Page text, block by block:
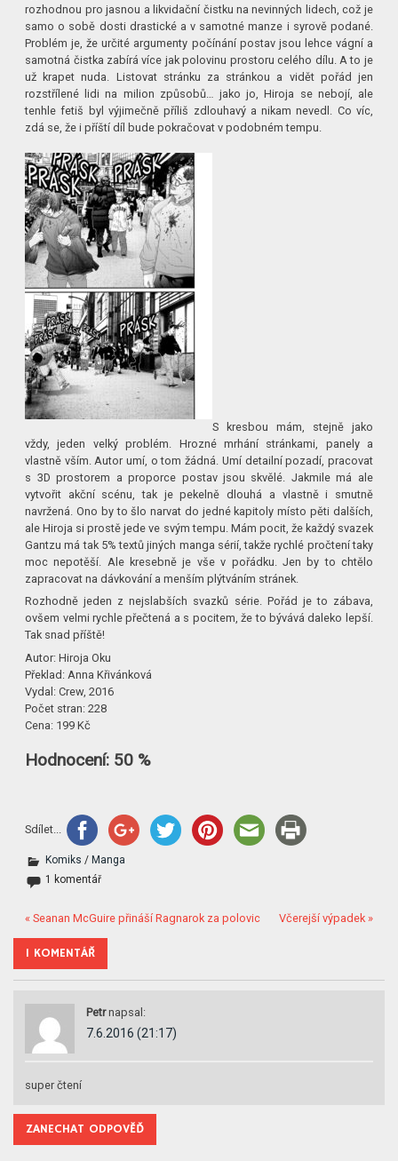
rozhodnou pro jasnou a likvidační čistku na nevinných lidech, což je
samo o sobě dosti drastické a v samotné manze i syrově podané.
Problém je, že určité argumenty počínání postav jsou lehce vágní a
samotná čistka zabírá více jak polovinu prostoru celého dílu. A to je
už krapet nuda. Listovat stránku za stránkou a vidět pořád jen
rozstřílené lidi na milion způsobů… jako jo, Hiroja se nebojí, ale
tenhle fetiš byl výjimečně příliš zdlouhavý a nikam nevedl. Co víc,
zdá se, že i příští díl bude pokračovat v podobném tempu.
S kresbou mám, stejně jako
vždy, jeden velký problém. Hrozné mrhání stránkami, panely a
vlastně vším. Autor umí, o tom žádná. Umí detailní pozadí, pracovat
s 3D prostorem a proporce postav jsou skvělé. Jakmile má ale
vytvořit akční scénu, tak je pekelně dlouhá a vlastně i smutně
navržená. Ono by to šlo narvat do jedné kapitoly místo pěti dalších,
ale Hiroja si prostě jede ve svým tempu. Mám pocit, že každý svazek
Gantzu má tak 5% textů jiných manga sérií, takže rychlé pročtení taky
moc nepotěší. Ale kresebně je vše v pořádku. Jen by to chtělo
zapracovat na dávkování a menším plýtváním stránek.
Rozhodně jeden z nejslabších svazků série. Pořád je to zábava,
ovšem velmi rychle přečtená a s pocitem, že to bývává daleko lepší.
Tak snad příště!
Autor: Hiroja Oku
Překlad: Anna Křivánková
Vydal: Crew, 2016
Počet stran: 228
Cena: 199 Kč
Hodnocení: 50 %
Sdílet...
Komiks / Manga
1 komentář
« Seanan McGuire přináší Ragnarok za polovic Včerejší výpadek »
1 KOMENTÁŘ
Petr napsal:
7.6.2016 (21:17)
super čtení
ZANECHAT ODPOVĚĎ